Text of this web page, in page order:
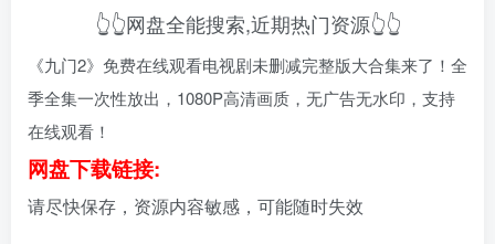
👆👆网盘全能搜索,近期热门资源👆👆
《九门2》免费在线观看电视剧未删减完整版大合集来了！全
季全集一次性放出，1080P高清画质，无广告无水印，支持
在线观看！
网盘下载链接:
请尽快保存，资源内容敏感，可能随时失效